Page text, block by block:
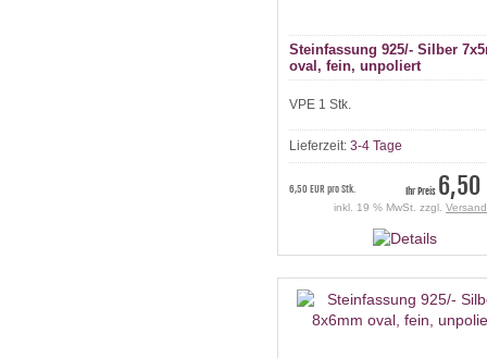
Steinfassung 925/- Silber
oval, fein, unpoliert
VPE 1 Stk.
Lieferzeit: 3-4 Tage
Ihr Preis 6,50
6,50 EUR pro Stk.
inkl. 19 % MwSt. zzgl.